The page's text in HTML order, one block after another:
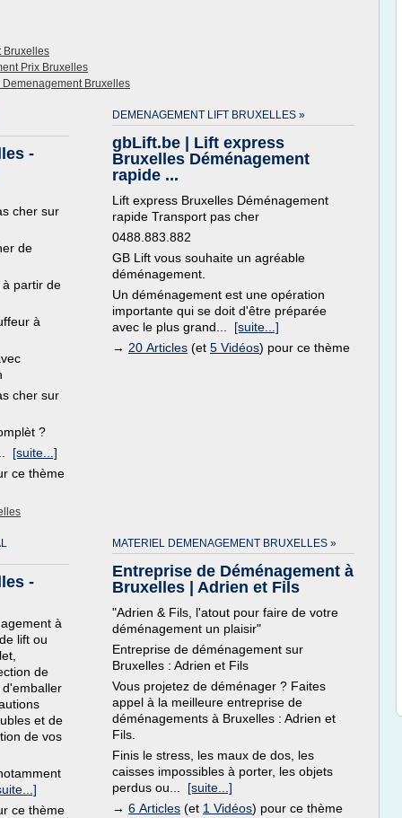
Bruxelles
Prix Bruxelles
Bruxelles
-
cher sur
de
partir de
à
cher sur
?
[suite...]
ce thème
DEMENAGEMENT LIFT BRUXELLES »
gbLift.be | Lift express
Bruxelles Déménagement
rapide ...
Lift express Bruxelles Déménagement
rapide Transport pas cher
0488.883.882
GB Lift vous souhaite un agréable
déménagement.
Un déménagement est une opération
importante qui se doit d'être préparée
avec le plus grand... [suite...]
→ 20 Articles (et 5 Vidéos) pour ce thème
-
à
lift ou
de
et de
de vos
ce thème
MATERIEL DEMENAGEMENT BRUXELLES »
Entreprise de Déménagement à
Bruxelles | Adrien et Fils
"Adrien & Fils, l'atout pour faire de votre
déménagement un plaisir"
Entreprise de déménagement sur
Bruxelles : Adrien et Fils
Vous projetez de déménager ? Faites
appel à la meilleure entreprise de
déménagements à Bruxelles : Adrien et
Fils.
Finis le stress, les maux de dos, les
caisses impossibles à porter, les objets
perdus ou... [suite...]
→ 6 Articles (et 1 Vidéos) pour ce thème